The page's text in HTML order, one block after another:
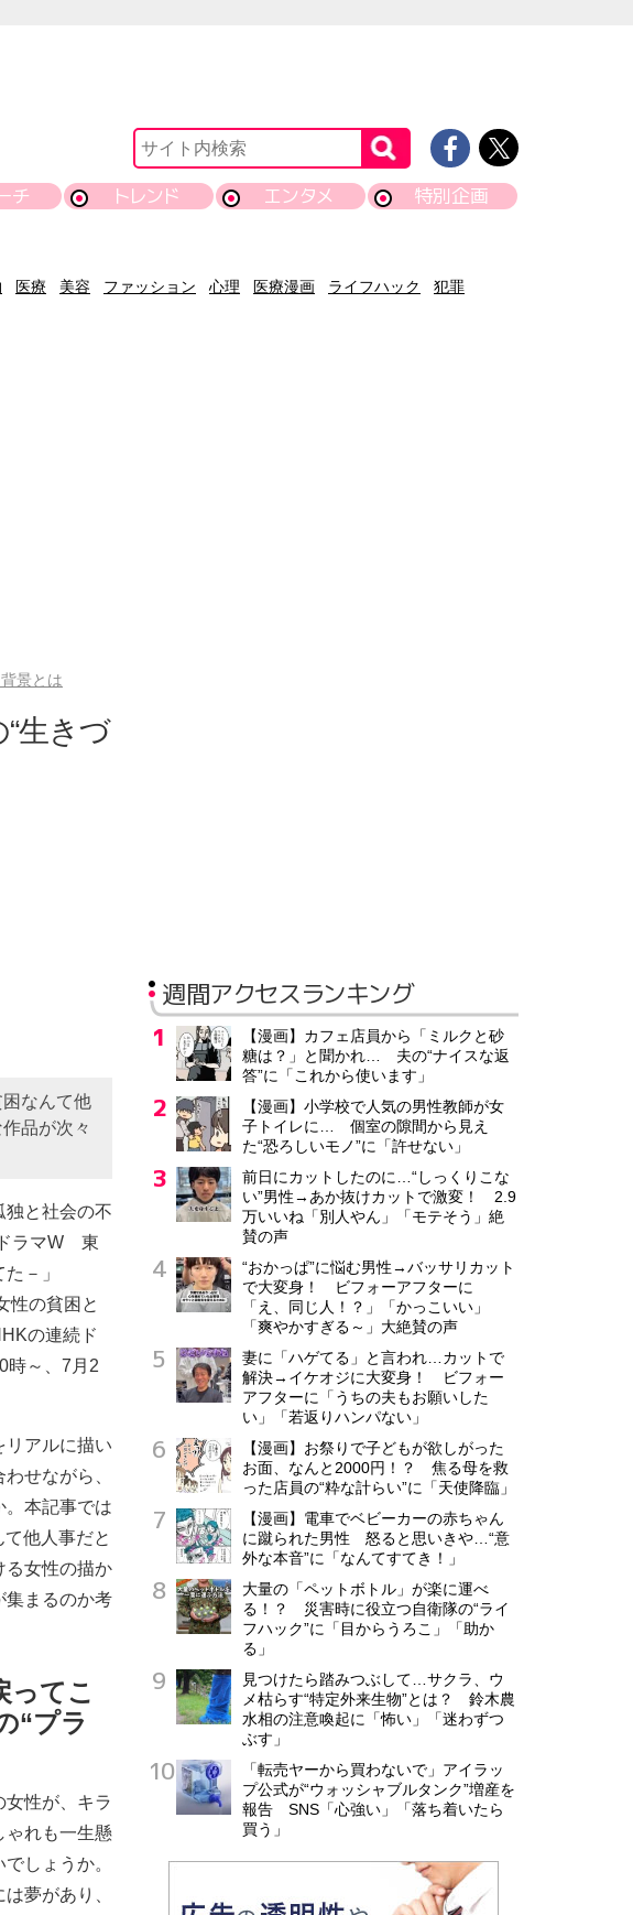
チ トレンド エンタメ 特別企画
医療 美容 ファッション 心理 医療漫画 ライフハック
犯罪
景とは
生きづ
なんて他
品が次々
と社会の不
ラマW 東
－」
性の貧困と
の連続ド
時～、7月2
アルに描い
せながら、
。本記事では
他人事だと
る女性の描か
集まるのか考
ってこ
“プラ
性が、キラ
ゃれも一生懸
しょうか。
夢があり、
週間アクセスランキング
【漫画】カフェ店員から「ミルクと砂
糖は？」と聞かれ… 夫の“ナイスな返
答”に「これから使います」
【漫画】小学校で人気の男性教師が女
子トイレに… 個室の隙間から見え
た“恐ろしいモノ”に「許せない」
前日にカットしたのに…“しっくりこな
い”男性→あか抜けカットで激変！ 2.9
万いいね「別人やん」「モテそう」絶
賛の声
“おかっぱ”に悩む男性→バッサリカット
で大変身！ ビフォーアフターに
「え、同じ人！？」「かっこいい」
「爽やかすぎる～」大絶賛の声
妻に「ハゲてる」と言われ…カットで
解決→イケオジに大変身！ ビフォー
アフターに「うちの夫もお願いした
い」「若返りハンパない」
【漫画】お祭りで子どもが欲しがった
お面、なんと2000円！？ 焦る母を救
った店員の“粋な計らい”に「天使降臨」
【漫画】電車でベビーカーの赤ちゃん
に蹴られた男性 怒ると思いきや…“意
外な本音”に「なんてすてき！」
大量の「ペットボトル」が楽に運べ
る！？ 災害時に役立つ自衛隊の“ライ
フハック”に「目からうろこ」「助か
る」
見つけたら踏みつぶして…サクラ、ウ
メ枯らす“特定外来生物”とは？ 鈴木農
水相の注意喚起に「怖い」「迷わずつ
ぶす」
「転売ヤーから買わないで」アイラッ
プ公式が“ウォッシャブルタンク”増産を
報告 SNS「心強い」「落ち着いたら
買う」